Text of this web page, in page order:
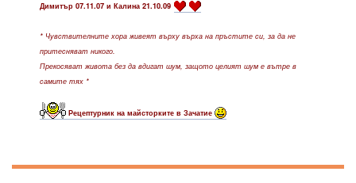
Димитър 07.11.07 и Калина 21.10.09
* Чувствителните хора живеят върху върха на пръстите си, за да не
притесняват никого.
Прекосяват живота без да вдигат шум, защото целият шум е вътре в
самите тях *
Рецептурник на майсторките в Зачатие